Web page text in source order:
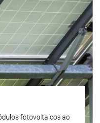
fotovoltaicos ao